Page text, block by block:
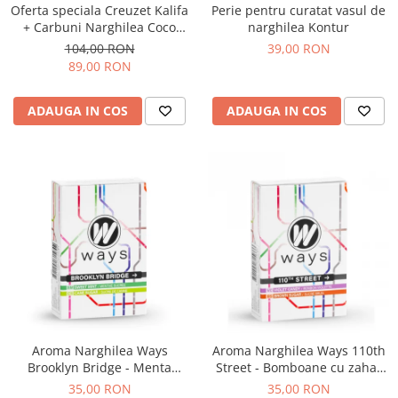
Oferta speciala Creuzet Kalifa
+ Carbuni Narghilea Coco
Boss 25
104,00 RON
89,00 RON
ADAUGA IN COS
Perie pentru curatat vasul de
narghilea Kontur
39,00 RON
ADAUGA IN COS
Aroma Narghilea Ways
Brooklyn Bridge - Menta
Dulce, 50gr
35,00 RON
Aroma Narghilea Ways 110th
Street - Bomboane cu zahar
brun, 50gr
35,00 RON